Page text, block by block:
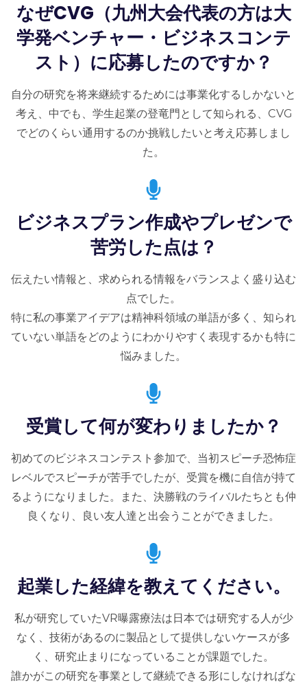
なぜCVG（九州大会代表の方は大
学発ベンチャー・ビジネスコンテ
スト）に応募したのですか？
自分の研究を将来継続するためには事業化するしかないと
考え、中でも、学生起業の登竜門として知られる、CVG
でどのくらい通用するのか挑戦したいと考え応募しまし
た。
ビジネスプラン作成やプレゼンで
苦労した点は？
伝えたい情報と、求められる情報をバランスよく盛り込む
点でした。
特に私の事業アイデアは精神科領域の単語が多く、知られ
ていない単語をどのようにわかりやすく表現するかも特に
悩みました。
受賞して何が変わりましたか？
初めてのビジネスコンテスト参加で、当初スピーチ恐怖症
レベルでスピーチが苦手でしたが、受賞を機に自信が持て
るようになりました。また、決勝戦のライバルたちとも仲
良くなり、良い友人達と出会うことができました。
起業した経緯を教えてください。
私が研究していたVR曝露療法は日本では研究する人が少
なく、技術があるのに製品として提供しないケースが多
く、研究止まりになっていることが課題でした。
誰かがこの研究を事業として継続できる形にしなければな